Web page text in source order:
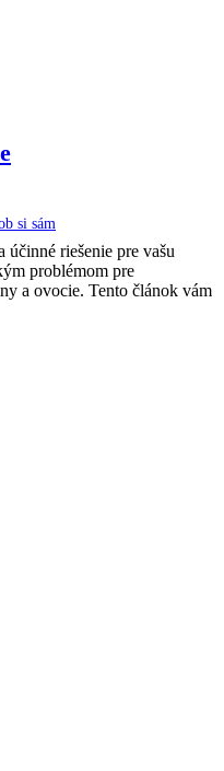
si sám
riešenie pre vašu
problémom pre
a ovocie. Tento článok vám